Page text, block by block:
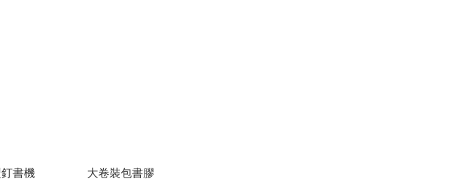
書機
大卷裝包書膠